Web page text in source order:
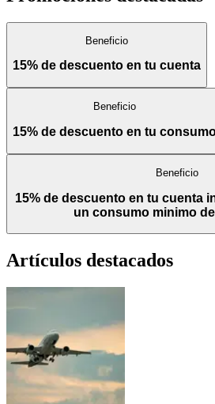
Beneficio
15% de descuento en tu cuenta
Beneficio
15% de descuento en tu
Beneficio
15% de descuento en tu cuenta
un consumo minimo de
Artículos destacados